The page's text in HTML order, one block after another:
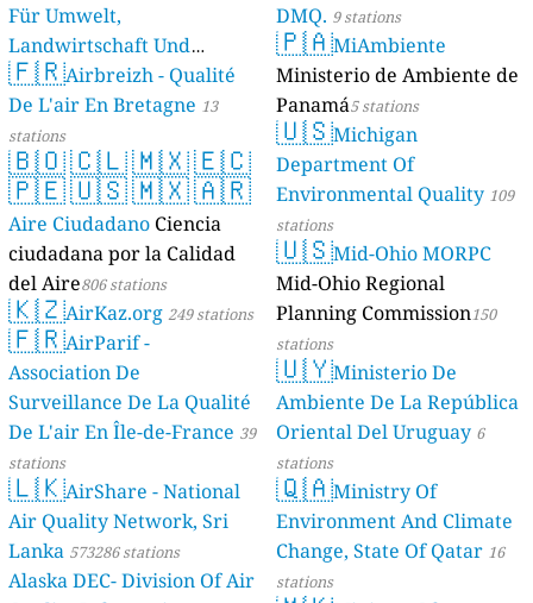
Für Umwelt,
Landwirtschaft Und
Geologie) 50 stations
🇫🇷Airbreizh - Qualité
De L'air En Bretagne 13
stations
🇧🇴🇨🇱🇲🇽🇪🇨
🇵🇪🇺🇸🇲🇽🇦🇷
Aire Ciudadano Ciencia
ciudadana por la Calidad
del Aire806 stations
🇰🇿AirKaz.org 249 stations
🇫🇷AirParif -
Association De
Surveillance De La Qualité
De L'air En Île-de-France 39
stations
🇱🇰AirShare - National
Air Quality Network, Sri
Lanka 573286 stations
Alaska DEC- Division Of Air
DMQ. 9 stations
🇵🇦MiAmbiente
Ministerio de Ambiente de
Panamá5 stations
🇺🇸Michigan
Department Of
Environmental Quality 109
stations
🇺🇸Mid-Ohio MORPC
Mid-Ohio Regional
Planning Commission150
stations
🇺🇾Ministerio De
Ambiente De La República
Oriental Del Uruguay 6
stations
🇶🇦Ministry Of
Environment And Climate
Change, State Of Qatar 16
stations